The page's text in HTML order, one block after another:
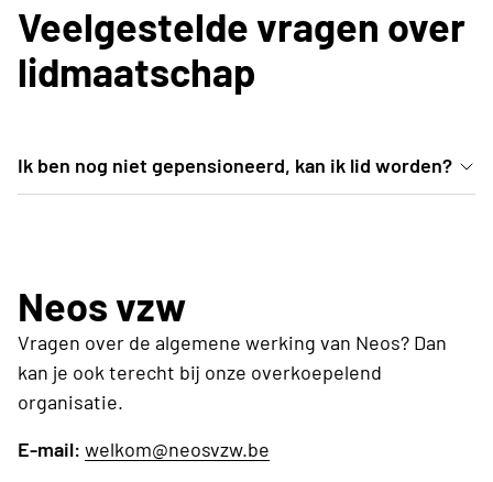
Veelgestelde vragen over
lidmaatschap
Ik ben nog niet gepensioneerd, kan ik lid worden?
Neos vzw
Vragen over de algemene werking van Neos? Dan
kan je ook terecht bij onze overkoepelend
organisatie.
E-mail: welkom@neosvzw.be